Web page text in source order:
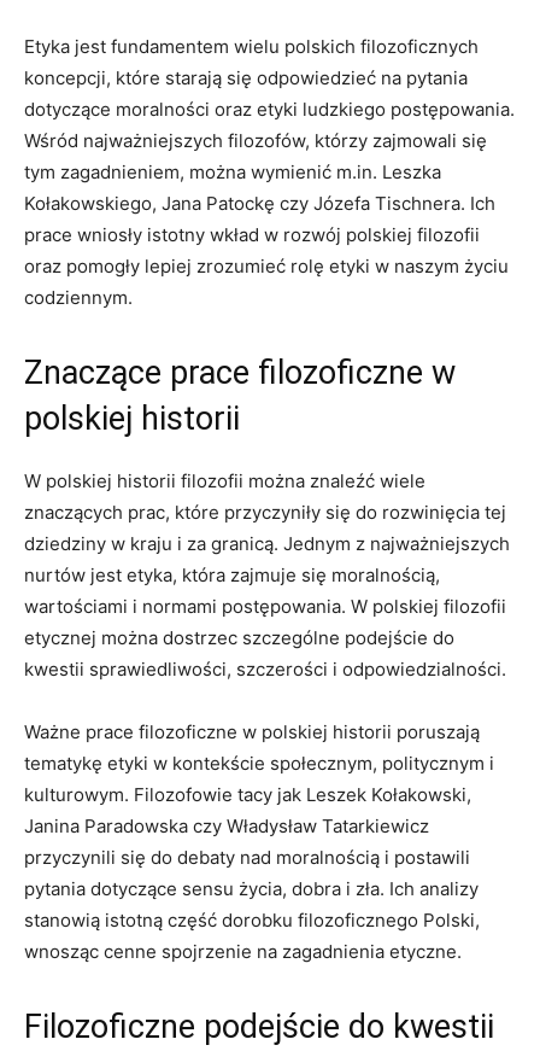
Etyka⁢ jest fundamentem wielu polskich filozoficznych‍
koncepcji, które starają się odpowiedzieć na pytania
dotyczące moralności oraz etyki ludzkiego postępowania.
Wśród najważniejszych‍ filozofów, którzy zajmowali się
tym zagadnieniem, można wymienić m.in. Leszka
Kołakowskiego, Jana Patockę czy Józefa⁤ Tischnera. Ich
prace wniosły istotny wkład w rozwój polskiej filozofii
oraz pomogły lepiej zrozumieć rolę etyki ​w naszym życiu
⁢codziennym.
Znaczące ⁢prace ​filozoficzne w
polskiej historii
W polskiej historii filozofii można⁢ znaleźć​ wiele
znaczących prac, ‌które przyczyniły się do rozwinięcia tej
dziedziny w kraju i za granicą. Jednym z najważniejszych
nurtów jest‌ etyka,‌ która zajmuje się moralnością,
wartościami i normami postępowania. W polskiej filozofii
etycznej można dostrzec szczególne podejście do
kwestii sprawiedliwości, szczerości‍ i odpowiedzialności.
Ważne prace filozoficzne‌ w polskiej historii poruszają
tematykę etyki w kontekście ‌społecznym, politycznym ⁢i⁣
kulturowym. Filozofowie tacy ‌jak Leszek Kołakowski,
Janina Paradowska czy Władysław Tatarkiewicz
przyczynili się do ⁢debaty ‍nad ‌moralnością i postawili
pytania‍ dotyczące sensu ⁤życia, dobra i zła. Ich analizy
stanowią istotną część ​dorobku filozoficznego Polski,
wnosząc cenne spojrzenie na zagadnienia etyczne.
Filozoficzne podejście do kwestii